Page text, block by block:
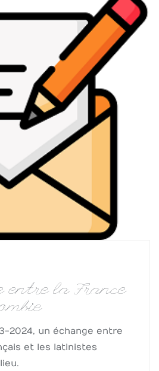
entre la France
2024, un échange entre
et les latinistes